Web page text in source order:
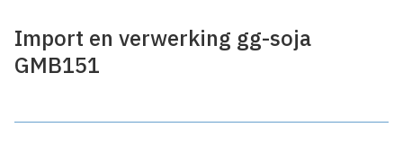
Import en verwerking gg-soja
GMB151